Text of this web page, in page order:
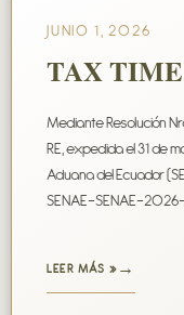
TAX TIME
JUNIO 1, 2026
Mediante Resolución
RE, expedida el 31 de
Aduana del Ecuador
SENAE-SENAE-
LEER MÁS »